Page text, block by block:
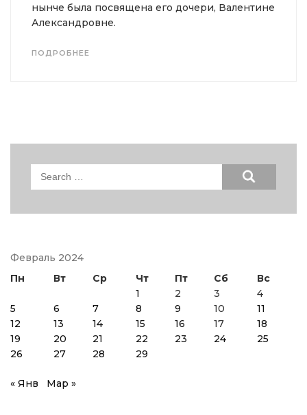
нынче была посвящена его дочери, Валентине
Александровне.
ПОДРОБНЕЕ
Search
Февраль 2024
Пн
Вт Ср Чт Пт Сб
Вс
1
2 3
4
5
6 7 8 9 10
11
12
13 14 15 16 17
18
19
20 21 22 23 24
25
26
27 28 29
« Янв Мар »